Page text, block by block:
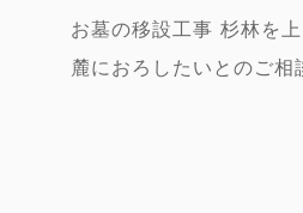
お墓の移設工事 杉林を
麓におろしたいとのご相